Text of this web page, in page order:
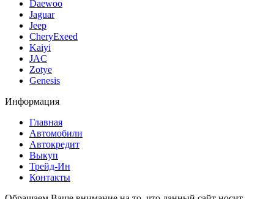
Daewoo
Jaguar
Jeep
CheryExeed
Kaiyi
JAC
Zotye
Genesis
Информация
Главная
Автомобили
Автокредит
Выкуп
Трейд-Ин
Контакты